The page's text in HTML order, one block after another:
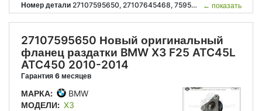
Номер детали 27107595650, 27107645468, 7595650, 7645468, 27 10 7 595 650, 27 10 7 645 468; ← показать
27107595650 Новый оригинальный
фланец раздатки BMW X3 F25 ATC45L
ATC450 2010-2014
Гарантия 6 месяцев
МАРКА:
BMW
МОДЕЛИ: X3